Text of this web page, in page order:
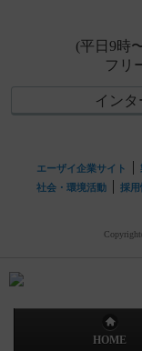
(平日9時
フリ
イン
エーザイ企業サイト
社会・環境活動
採用
HOME